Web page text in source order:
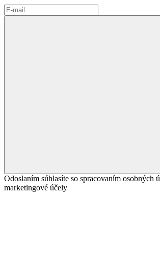
Odoslaním súhlasíte so spracovaním osobných
marketingové účely